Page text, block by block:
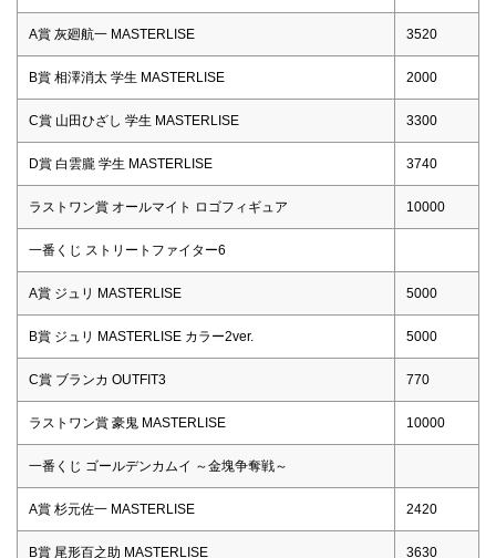
A賞 灰廻航一 MASTERLISE 3520
B賞 相澤消太 学生 MASTERLISE 2000
C賞 山田ひざし 学生 MASTERLISE 3300
D賞 白雲朧 学生 MASTERLISE 3740
ラストワン賞 オールマイト ロゴフィギュア 10000
一番くじ ストリートファイター6
A賞 ジュリ MASTERLISE 5000
B賞 ジュリ MASTERLISE カラー2ver. 5000
C賞 ブランカ OUTFIT3 770
ラストワン賞 豪鬼 MASTERLISE 10000
一番くじ ゴールデンカムイ ～金塊争奪戦～
A賞 杉元佐一 MASTERLISE 2420
B賞 尾形百之助 MASTERLISE 3630